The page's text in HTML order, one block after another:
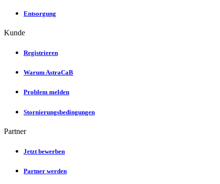
Entsorgung
Kunde
Registrieren
Warum AstraCaB
Problem melden
Stornierungsbedingungen
Partner
Jetzt bewerben
Partner werden